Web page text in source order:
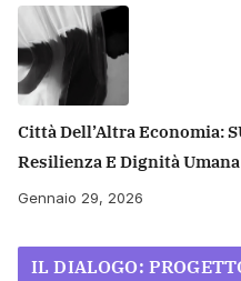
Città Dell’Altra Economia:
Resilienza E Dignità Umana
Gennaio 29, 2026
IL DIALOGO: